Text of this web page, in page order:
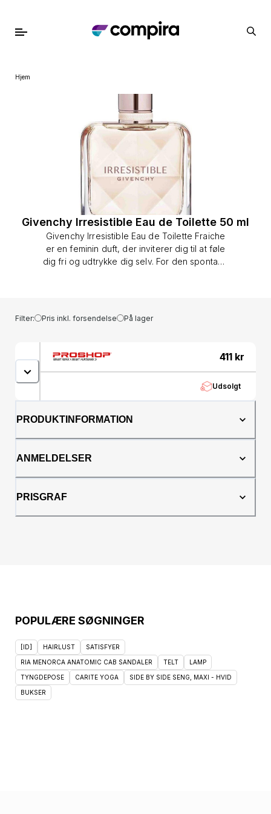
Hjem
Givenchy Irresistible Eau de Toilette 50 ml
Givenchy Irresistible Eau de Toilette Fraiche
er en feminin duft, der inviterer dig til at føle
dig fri og udtrykke dig selv. For den spontane
blomstrede, krydret og musky duft til kvinder,
som lever denne glædelige følelse af ren
1300 meter høje Isparta-bjerge i Tyrkiet,
hvorefter rosenvandets intensitets udnyttes
gennem en revolutionerende upcycling-
proces. Givenchy Irresistible Eau de Toilette
Fraiche kombinerer sprudlende appelsin med
brændende pink peber for at skabe en unik
skinner i rampelyset.
Filter: Pris inkl. forsendelse På lager
411 kr
Udsolgt
PRODUKTINFORMATION
ANMELDELSER
PRISGRAF
POPULÆRE SØGNINGER
[ID] HAIRLUST SATISFYER
RIA MENORCA ANATOMIC CAB SANDALER TELT LAMP
TYNGDEPOSE CARITE YOGA SIDE BY SIDE SENG, MAXI - HVID
BUKSER